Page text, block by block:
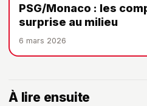
PSG/Monaco : les
surprise au milieu
6 mars 2026
À lire ensuite